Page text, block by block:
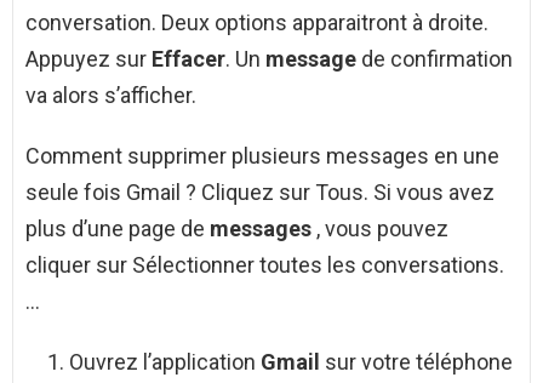
conversation. Deux options apparaitront à droite.
Appuyez sur Effacer. Un message de confirmation
va alors s’afficher.
Comment supprimer plusieurs messages en une
seule fois Gmail ? Cliquez sur Tous. Si vous avez
plus d’une page de messages , vous pouvez
cliquer sur Sélectionner toutes les conversations.
…
Ouvrez l’application Gmail sur votre téléphone